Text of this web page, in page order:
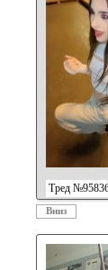
Тред
Вниз